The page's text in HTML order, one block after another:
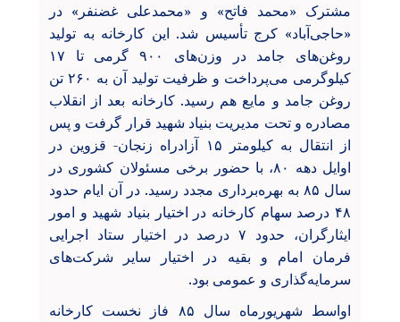
مشترک «محمد فاتح» و «محمدعلی غضنفر» در
«حاجی‌آباد» کرج تأسیس شد. این کارخانه به تولید
روغن‌های جامد در وزن‌های ۹۰۰ گرمی تا ۱۷
کیلوگرمی می‌پرداخت و ظرفیت تولید آن به ۲۶۰ تن
روغن جامد و مایع هم رسید. کارخانه بعد از انقلاب
مصادره و تحت مدیریت بنیاد شهید قرار گرفت و پس
از انتقال به کیلومتر ۱۵ آزادراه زنجان- قزوین در
اوایل دهه ۸۰، با حضور برخی مسئولان کشوری در
سال ۸۵ به بهره‌برداری مجدد رسید. در آن ایام حدود
۴۸ درصد سهام کارخانه در اختیار بنیاد شهید و امور
ایثارگران، حدود ۷ درصد در اختیار ستاد اجرایی
فرمان امام و بقیه در اختیار سایر شرکت‌های
سرمایه‌گذاری و عمومی بود.
اواسط شهریورماه سال ۸۵ فاز نخست کارخانه